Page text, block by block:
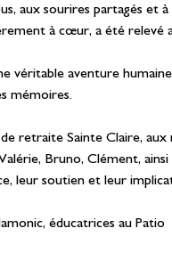
aux sourires partagés et
à cœur, a été relevé
véritable aventure
mémoires.
retraite Sainte Claire, aux
Bruno, Clément, ainsi
leur soutien et leur
éducatrices au Patio